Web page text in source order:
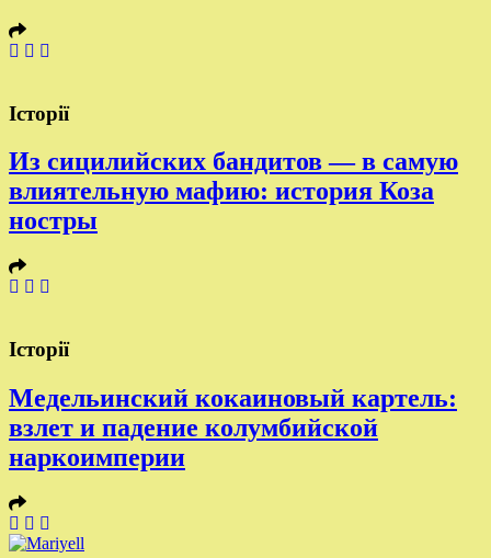
Історії
Из сицилийских бандитов — в самую
влиятельную мафию: история Коза
ностры
Історії
Медельинский кокаиновый картель:
взлет и падение колумбийской
наркоимперии